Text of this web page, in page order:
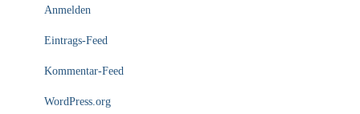
Anmelden
Eintrags-Feed
Kommentar-Feed
WordPress.org